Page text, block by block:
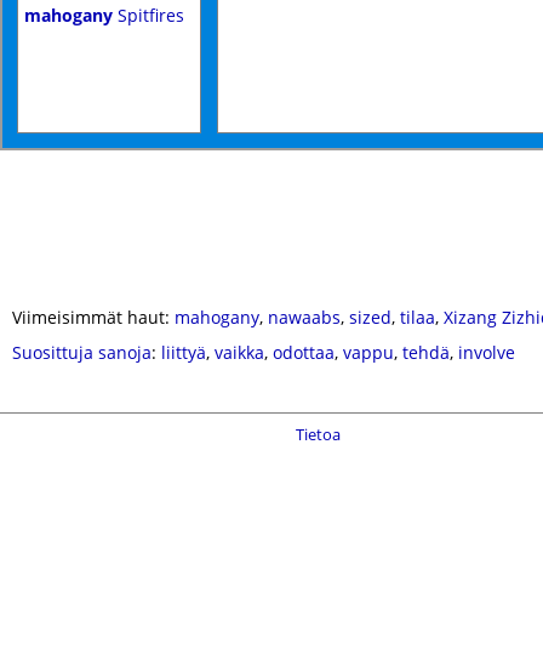
mahogany Spitfires
Viimeisimmät haut: mahogany, nawaabs, sized, tilaa, Xizang
Suosittuja sanoja: liittyä, vaikka, odottaa, vappu, tehdä, involve
Tietoa